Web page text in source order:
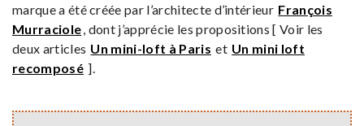
marque a été créée par l’architecte d’intérieur François
Murraciole , dont j’apprécie les propositions [ Voir les
deux articles Un mini-loft à Paris et Un mini loft
recomposé ].